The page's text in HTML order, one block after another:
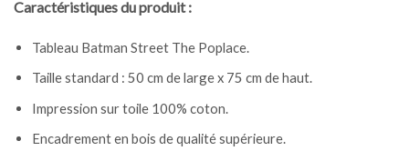
Caractéristiques du produit :
Tableau Batman Street The Poplace.
Taille standard : 50 cm de large x 75 cm de haut.
Impression sur toile 100% coton.
Encadrement en bois de qualité supérieure.